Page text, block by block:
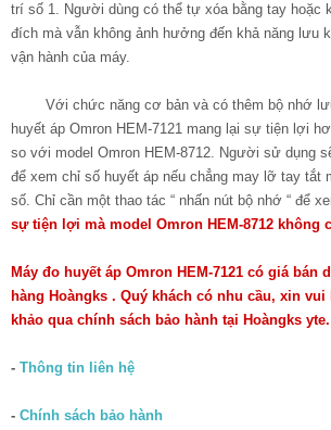
trí số 1. Người dùng có thể tự xóa bằng tay hoặc
đích mà vẫn không ảnh hưởng đến khả năng lưu
vận hành của máy.
Với chức năng cơ bản và có thêm bộ nhớ
huyết áp Omron HEM-7121 mang lại sự tiện lợi
so với model Omron HEM-8712. Người sử dụng
để xem chỉ số huyết áp nếu chẳng may lỡ tay tắt
số. Chỉ cần một thao tác “ nhấn nút bộ nhớ “ để
sự tiện lợi mà model Omron HEM-8712 không
Máy đo huyết áp Omron HEM-7121 có giá bán
hàng Hoàngks . Quý khách có nhu cầu, xin
khảo qua chính sách bảo hành tại Hoàngks yte.
- Thông tin liên hệ
- Chính sách bảo hành